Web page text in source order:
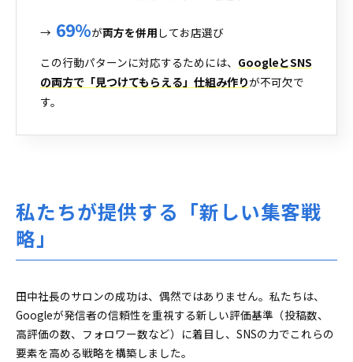
→ 69%が両方を併用 してお店選び
この行動パターンに対応するためには、 GoogleとSNS
の両方で「見つけてもらえる」仕組み作りが不可欠で
す。
私たちが提供する「新しい集客戦
略」
田中社長のサロンの成功は、偶然ではありません。私たちは、
Googleが発信者の信頼性を重視する新しい評価基準（投稿数、
高評価の数、フォロワー数など）に着目し、SNSの力でこれらの
要素を高める戦略を構築しました。